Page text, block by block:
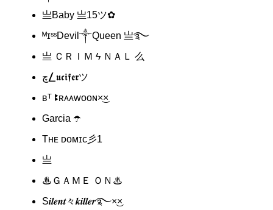
亗Baby 亗15ツ✿
ᴹɪˢˢDevil༒Queen 亗࿐
亗 ＣＲＩＭ ϟ ＮＡＬ 么
چ⎳𝖚𝖈𝖎𝖋𝖊𝖗ツ
ʙᵀ ꔪʀᴀᴀᴡᴏᴏɴ×͜×
Garcia ☂️
Tʜᴇ ᴅᴏᴍɪᴄ彡1
亗
♨ＧＡＭＥ ＯＮ♨
S𝒊𝒍𝒆𝒏𝒕々𝒌𝒊𝒍𝒍𝒆𝒓࿐×͜×